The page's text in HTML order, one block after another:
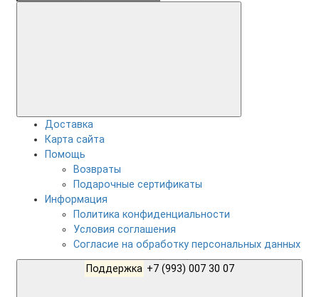
Доставка
Карта сайта
Помощь
Возвраты
Подарочные сертификаты
Информация
Политика конфиденциальности
Условия соглашения
Согласие на обработку персональных данных
Поддержка